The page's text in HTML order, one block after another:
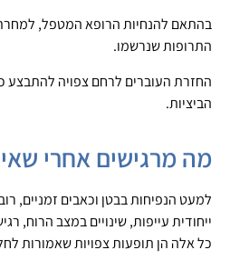
בהתאם להנחיות הרופא המטפל,
התרופות שנרשמו.
הביציות.
מה מרגישים אחרי
למעט הנפיחות בבטן וכאבים זמניים,
ייחודית עייפות, שינויים במצב הרוח,
כל אלה הן תופעות צפויות שאמורות